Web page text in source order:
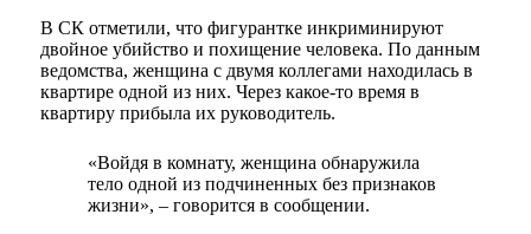
В СК отметили, что фигурантке инкриминируют
двойное убийство и похищение человека. По данным
ведомства, женщина с двумя коллегами находилась в
квартире одной из них. Через какое-то время в
квартиру прибыла их руководитель.
«Войдя в комнату, женщина обнаружила
тело одной из подчиненных без признаков
жизни», – говорится в сообщении.